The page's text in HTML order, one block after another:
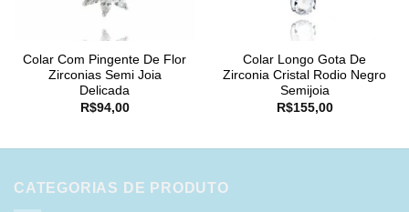
Colar Com Pingente De Flor
Zirconias Semi Joia
Delicada
R$94,00
Colar Longo Gota De
Zirconia Cristal Rodio Negro
Semijoia
R$155,00
CATEGORIAS DE PRODUTO